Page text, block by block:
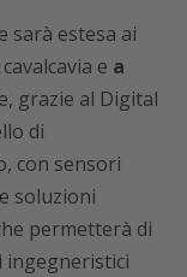
sarà estesa ai
e a
grazie al Digital
di
con sensori
soluzioni
permetterà di
ingegneristici